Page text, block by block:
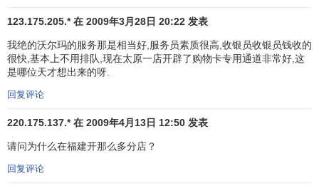
的规模，但其经营状况却不乐观，沃尔玛公司必须花大力气
改变这种被动局面，否则，它将难以占领德国市场。”
沃尔玛为什么要选择德国呢？该公司负责德国业务的经
央基地，它可以从这里向整个欧洲扩展。由于
使国家间贸易更加简捷，沃尔玛显然想成为一个占领欧洲市
挥其实力。该公司“天天低价”的经营哲学迎合了德国人节俭省
123.175.205.* 在 2009年3月28日 20:22 发表
我绝的沃尔玛的服务那是相当好,服务员素质很高,收银员收银员钱收的
很快,基本上不用排队,现在太原一店开辟了购物卡专用通道非常好,这
是哪位天才想出来的呀.
回复评论
220.175.137.* 在 2009年4月13日 12:50 发表
请问为什么在福建开那么多分店？
回复评论